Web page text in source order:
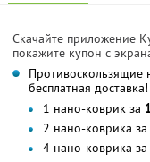
Скачайте приложение
покажите купон с
Противоскользящие
бесплатная
1 нано-коврик за
2 нано-коврика за
4 нано-коврика за